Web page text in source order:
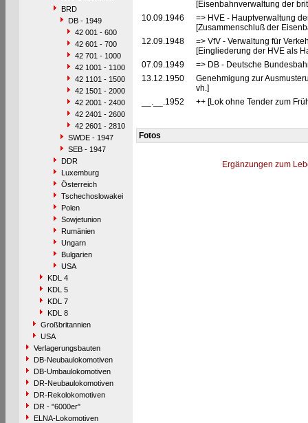
BRD
DB - 1949
42 001 - 600
42 601 - 700
42 701 - 1000
42 1001 - 1100
42 1101 - 1500
42 1501 - 2000
42 2001 - 2400
42 2401 - 2600
42 2601 - 2810
SWDE - 1947
SEB - 1947
DDR
Luxemburg
Österreich
Tschechoslowakei
Polen
Sowjetunion
Rumänien
Ungarn
Bulgarien
USA
KDL 4
KDL 5
KDL 7
KDL 8
Großbritannien
USA
Verlagerungsbauten
DB-Neubaulokomotiven
DB-Umbaulokomotiven
DR-Neubaulokomotiven
DR-Rekolokomotiven
DR - "6000er"
ELNA-Lokomotiven
[Eisenbahnverwaltung der
10.09.1946
=> HVE - Hauptverwaltung
[Zusammenschluß der
12.09.1948
=> VfV - Verwaltung für
[Eingliederung der HVE als
07.09.1949
=> DB - Deutsche
13.12.1950
Genehmigung zur
vh.]
__.__.1952
++ [Lok ohne Tender zum
Fotos
Ergänzungen zum